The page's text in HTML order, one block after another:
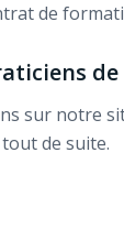
de
de
sur notre
de suite.